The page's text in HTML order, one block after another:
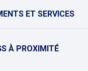
ET SERVICES
À PROXIMITÉ